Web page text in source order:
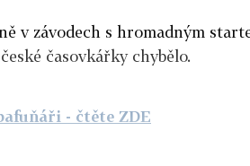
v závodech s hromadným
časovkářky chybělo.
- čtěte ZDE